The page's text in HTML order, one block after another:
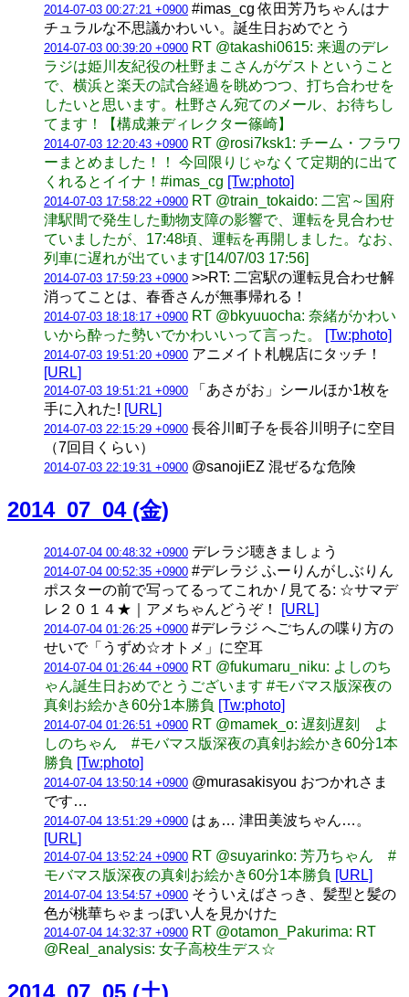
2014-07-03 00:27:21 +0900 #imas_cg 依田芳乃ちゃんはナ
チュラルな不思議かわいい。誕生日おめでとう
2014-07-03 00:39:20 +0900 RT @takashi0615: 来週のデレ
ラジは姫川友紀役の杜野まこさんがゲストということ
で、横浜と楽天の試合経過を眺めつつ、打ち合わせを
したいと思います。杜野さん宛てのメール、お待ちし
てます！【構成兼ディレクター篠崎】
2014-07-03 12:20:43 +0900 RT @rosi7ksk1: チーム・フラワ
ーまとめました！！ 今回限りじゃなくて定期的に出て
くれるとイイナ！#imas_cg [Tw:photo]
2014-07-03 17:58:22 +0900 RT @train_tokaido: 二宮～国府
津駅間で発生した動物支障の影響で、運転を見合わせ
ていましたが、17:48頃、運転を再開しました。なお、
列車に遅れが出ています[14/07/03 17:56]
2014-07-03 17:59:23 +0900 >>RT: 二宮駅の運転見合わせ解
消ってことは、春香さんが無事帰れる！
2014-07-03 18:18:17 +0900 RT @bkyuuocha: 奈緒がかわい
いから酔った勢いでかわいいって言った。
[Tw:photo]
2014-07-03 19:51:20 +0900 アニメイト札幌店にタッチ！
[URL]
2014-07-03 19:51:21 +0900 「あさがお」シールほか1枚を
手に入れた! [URL]
2014-07-03 22:15:29 +0900 長谷川町子を長谷川明子に空目
（7回目くらい）
2014-07-03 22:19:31 +0900 @sanojiEZ 混ぜるな危険
2014_07_04 (金)
2014-07-04 00:48:32 +0900 デレラジ聴きましょう
2014-07-04 00:52:35 +0900 #デレラジ ふーりんがしぶりん
ポスターの前で写ってるってこれか / 見てる: ☆サマデ
レ２０１４★｜アメちゃんどうぞ！
[URL]
2014-07-04 01:26:25 +0900 #デレラジ へごちんの喋り方の
せいで「うずめ☆オトメ」に空耳
2014-07-04 01:26:44 +0900 RT @fukumaru_niku: よしのち
ゃん誕生日おめでとうございます #モバマス版深夜の
真剣お絵かき60分1本勝負 [Tw:photo]
2014-07-04 01:26:51 +0900 RT @mamek_o: 遅刻遅刻 よ
しのちゃん #モバマス版深夜の真剣お絵かき60分1本
勝負 [Tw:photo]
2014-07-04 13:50:14 +0900 @murasakisyou おつかれさま
です…
2014-07-04 13:51:29 +0900 はぁ… 津田美波ちゃん…。
[URL]
2014-07-04 13:52:24 +0900 RT @suyarinko: 芳乃ちゃん #
モバマス版深夜の真剣お絵かき60分1本勝負 [URL]
2014-07-04 13:54:57 +0900 そういえばさっき、髪型と髪の
色が桃華ちゃまっぽい人を見かけた
2014-07-04 14:32:37 +0900 RT @otamon_Pakurima: RT
@Real_analysis: 女子高校生デス☆
2014_07_05 (土)